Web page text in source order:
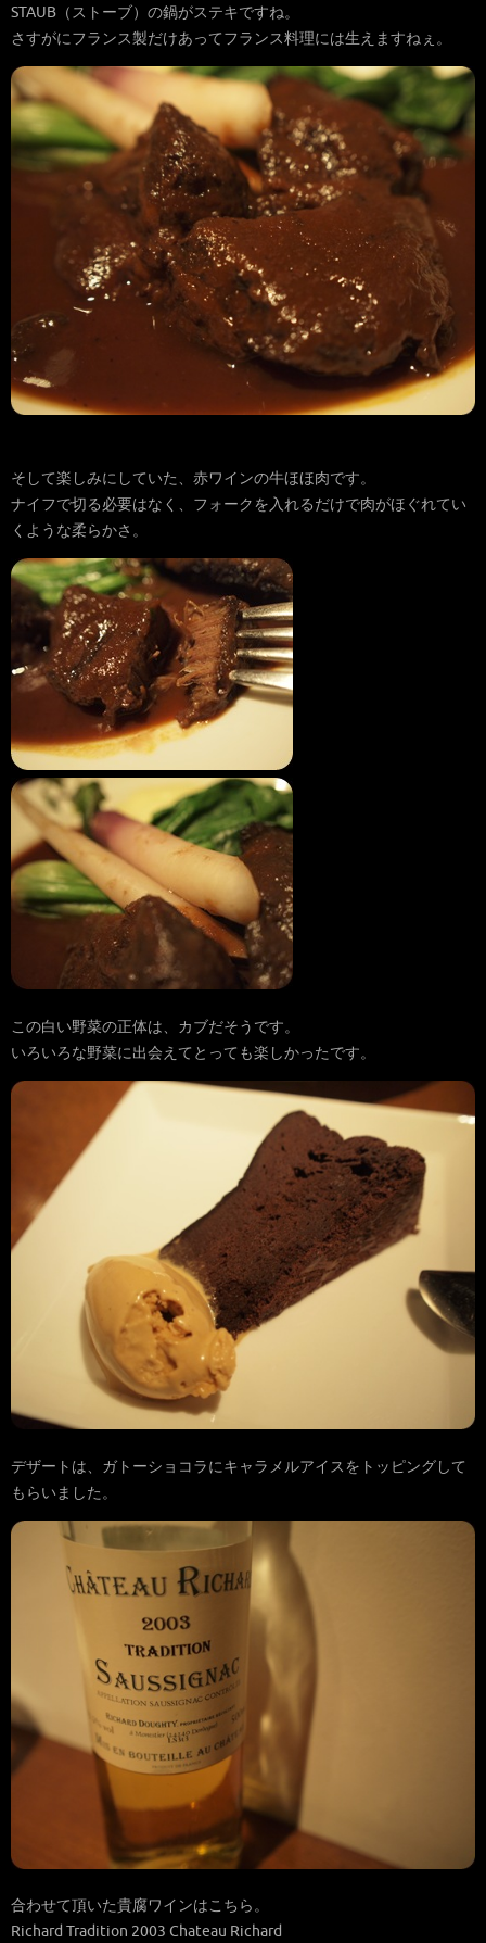
STAUB（ストーブ）の鍋がステキですね。
さすがにフランス製だけあってフランス料理には生えますねぇ。
そして楽しみにしていた、赤ワインの牛ほほ肉です。
ナイフで切る必要はなく、フォークを入れるだけで肉がほぐれてい
くような柔らかさ。
この白い野菜の正体は、カブだそうです。
いろいろな野菜に出会えてとっても楽しかったです。
デザートは、ガトーショコラにキャラメルアイスをトッピングして
もらいました。
合わせて頂いた貴腐ワインはこちら。
Richard Tradition 2003 Chateau Richard